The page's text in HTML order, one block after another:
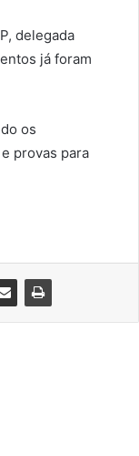
delegada
já foram
os
provas para